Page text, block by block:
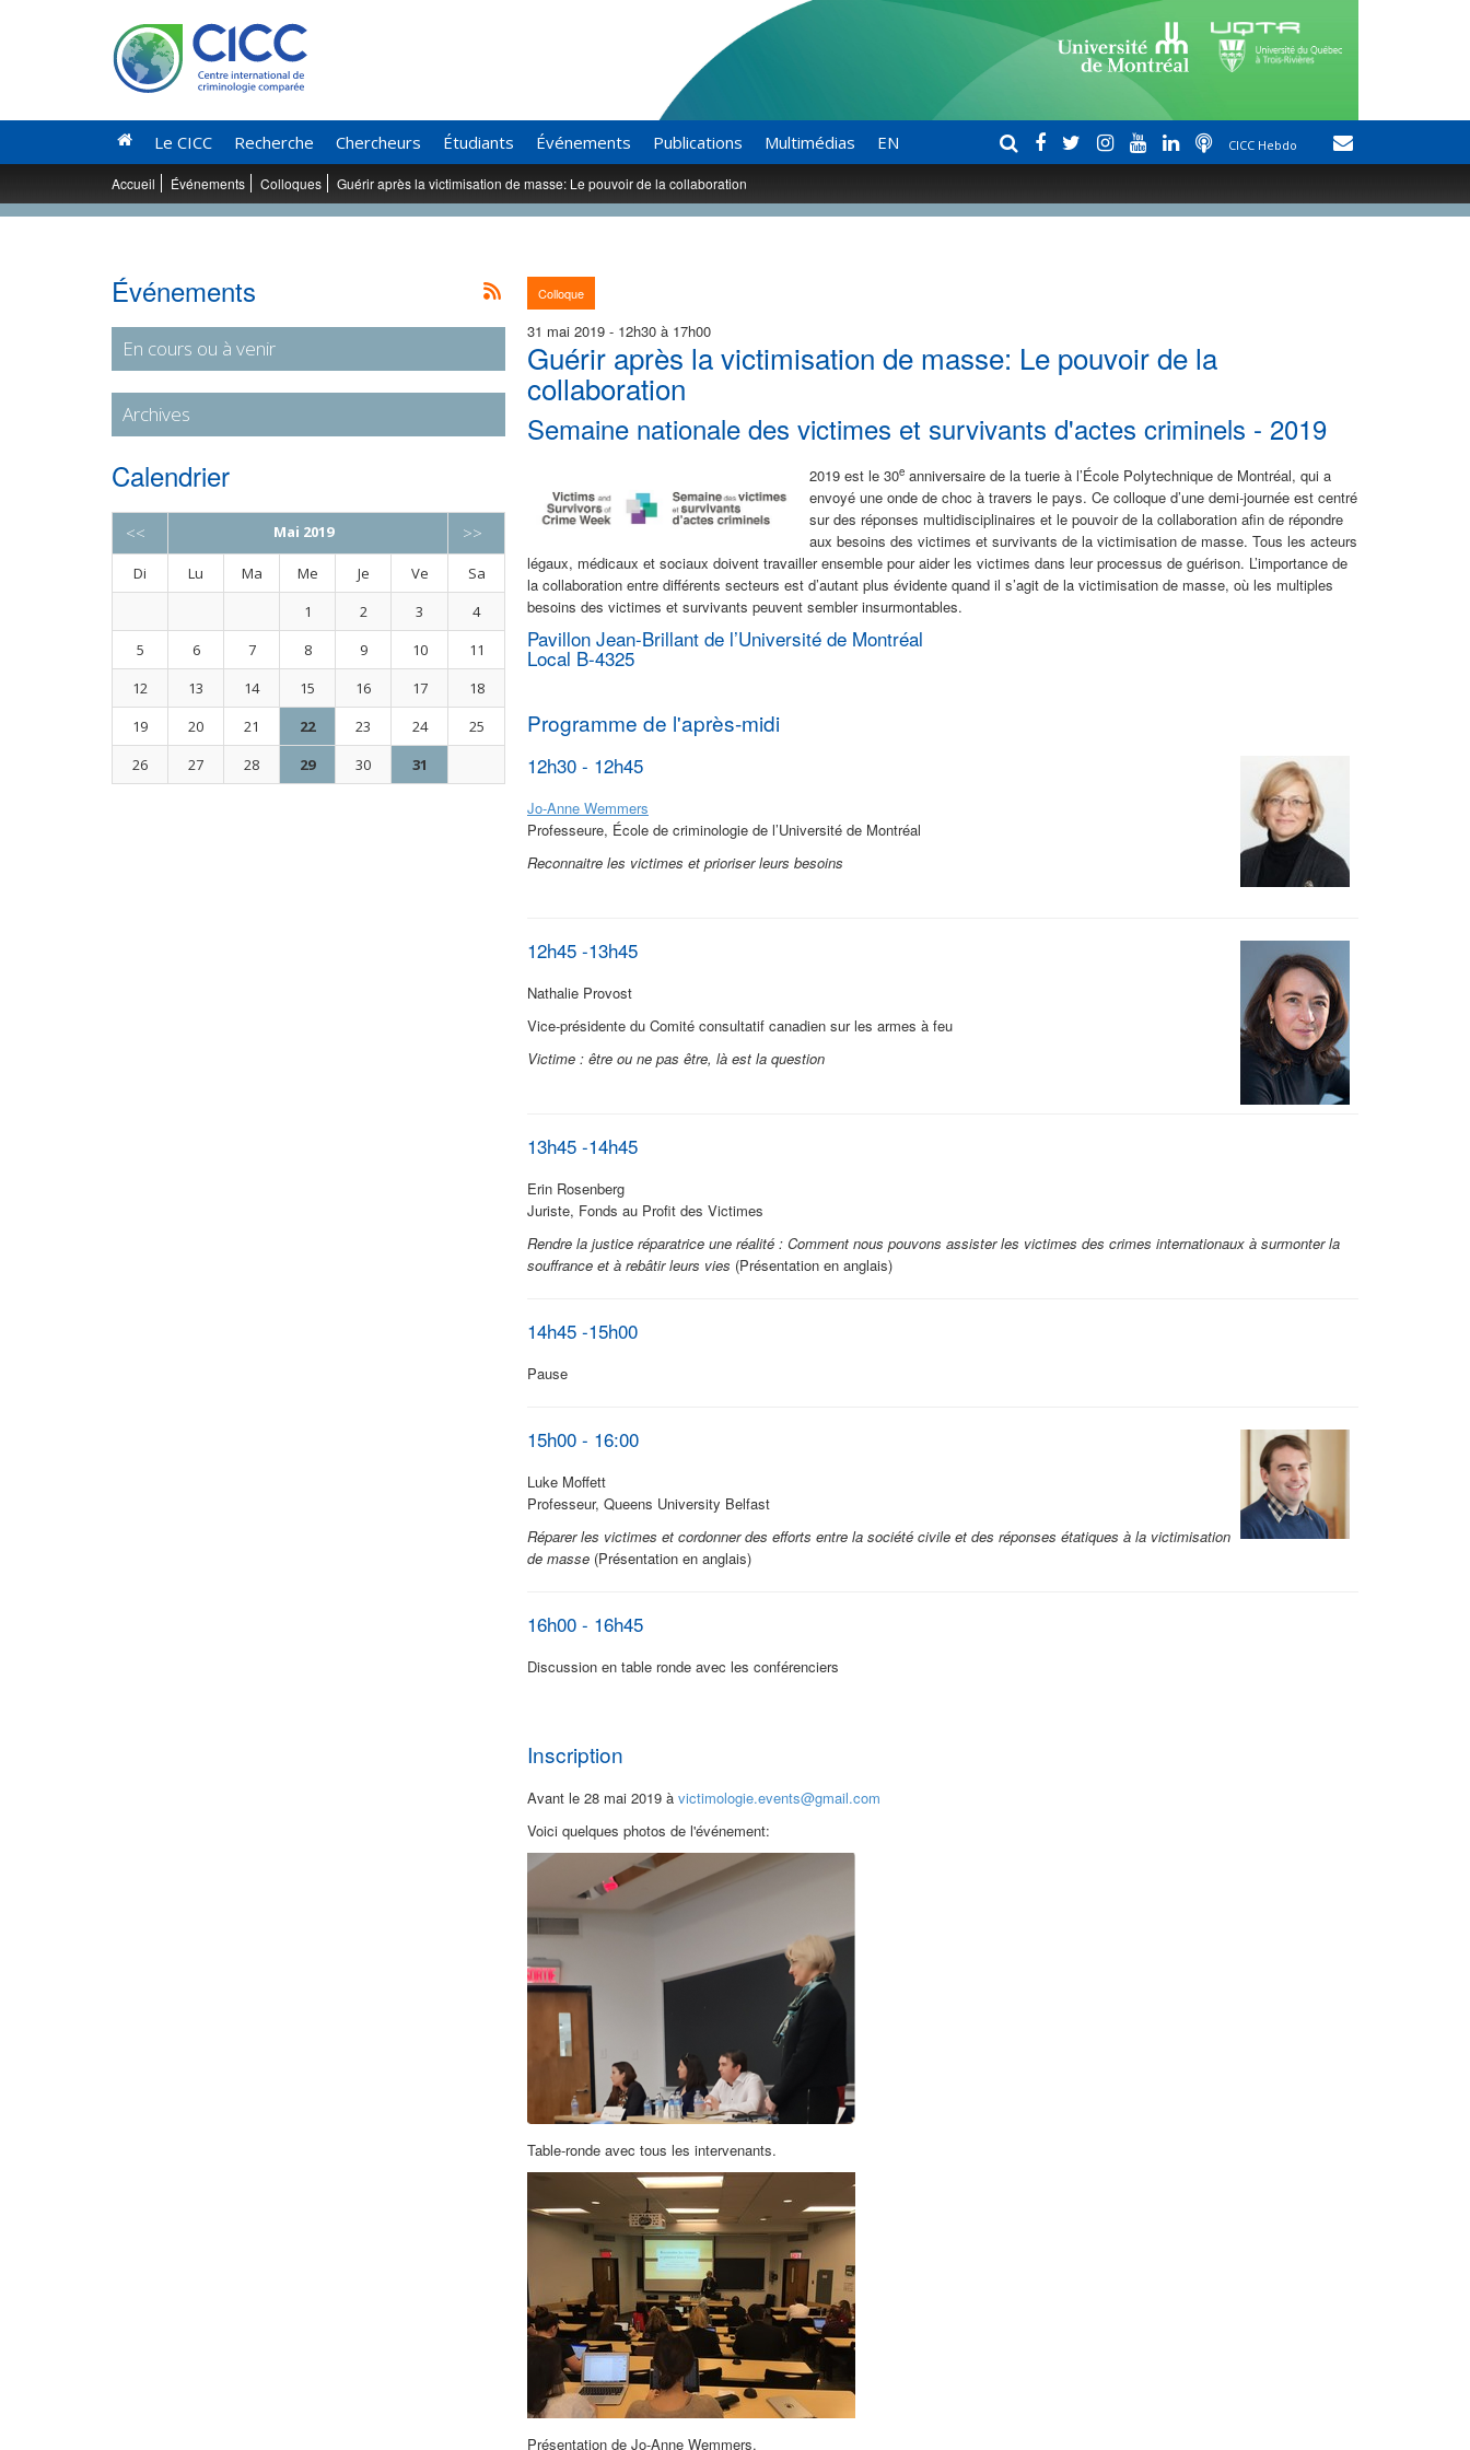
Le CICC Recherche Chercheurs Étudiants Événements Publications Multimédias EN CICC Hebdo
Accueil Événements Colloques Guérir après la victimisation de masse: Le pouvoir de la collaboration
Colloque
31 mai 2019 - 12h30 à 17h00
Guérir après la victimisation de masse: Le pouvoir de la
collaboration
Semaine nationale des victimes et survivants d'actes criminels - 2019
2019 est le 30e anniversaire de la tuerie à l’École Polytechnique de Montréal, qui a
envoyé une onde de choc à travers le pays. Ce colloque d’une demi-journée est centré
sur des réponses multidisciplinaires et le pouvoir de la collaboration afin de répondre
aux besoins des victimes et survivants de la victimisation de masse. Tous les acteurs
légaux, médicaux et sociaux doivent travailler ensemble pour aider les victimes dans leur processus de guérison. L’importance de
la collaboration entre différents secteurs est d’autant plus évidente quand il s’agit de la victimisation de masse, où les multiples
besoins des victimes et survivants peuvent sembler insurmontables.
Pavillon Jean-Brillant de l’Université de Montréal
Local B-4325
Programme de l'après-midi
12h30 - 12h45
Jo-Anne Wemmers
Professeure, École de criminologie de l’Université de Montréal
Reconnaitre les victimes et prioriser leurs besoins
12h45 -13h45
Nathalie Provost
Vice-présidente du Comité consultatif canadien sur les armes à feu
Victime : être ou ne pas être, là est la question
13h45 -14h45
Erin Rosenberg
Juriste, Fonds au Profit des Victimes
Rendre la justice réparatrice une réalité : Comment nous pouvons assister les victimes des crimes internationaux à surmonter la
souffrance et à rebâtir leurs vies (Présentation en anglais)
14h45 -15h00
Pause
15h00 - 16:00
Luke Moffett
Professeur, Queens University Belfast
Réparer les victimes et cordonner des efforts entre la société civile et des réponses étatiques à la victimisation
de masse (Présentation en anglais)
16h00 - 16h45
Discussion en table ronde avec les conférenciers
Inscription
Avant le 28 mai 2019 à victimologie.events@gmail.com
Voici quelques photos de l'événement:
Table-ronde avec tous les intervenants.
Présentation de Jo-Anne Wemmers.
Événements
En cours ou à venir
Archives
Calendrier
<< Mai 2019 >>
Di Lu Ma Me Je Ve
Sa
1
2 3
4
5
6 7 8 9 10
11
12
13 14 15 16 17
18
19
20 21 22 23 24
25
26
27 28 29 30 31